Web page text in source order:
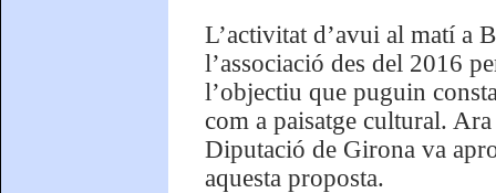
L’activitat d’avui al matí a
l’associació des del 2016
l’objectiu que puguin
com a paisatge cultural.
Diputació de Girona va
aquesta proposta.